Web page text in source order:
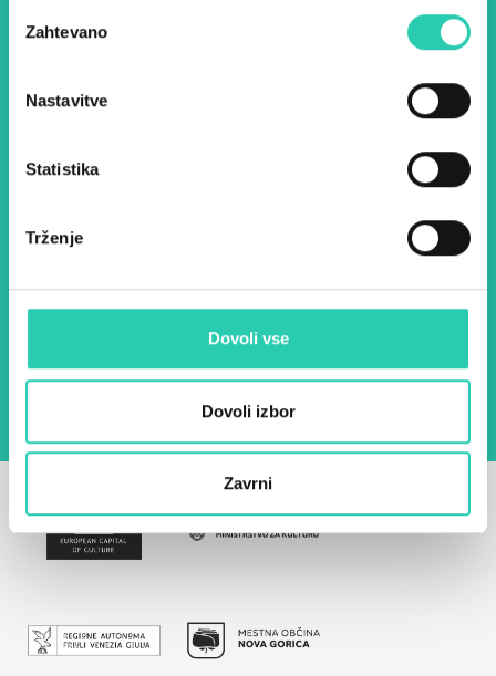
soglasja
Zahtevano
Nastavitve
Statistika
Trženje
Dovoli vse
Dovoli izbor
Zavrni
– prijavite se na naš novičnik
našimi aktivnostmi.
Ime *
seznanjen z obdelavo osebnih podatkov za